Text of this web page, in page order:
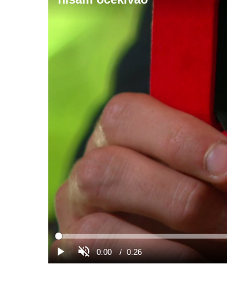
GledajUpali
zvuk
Current
0:00 / Duration
0:26
Loaded:
0%